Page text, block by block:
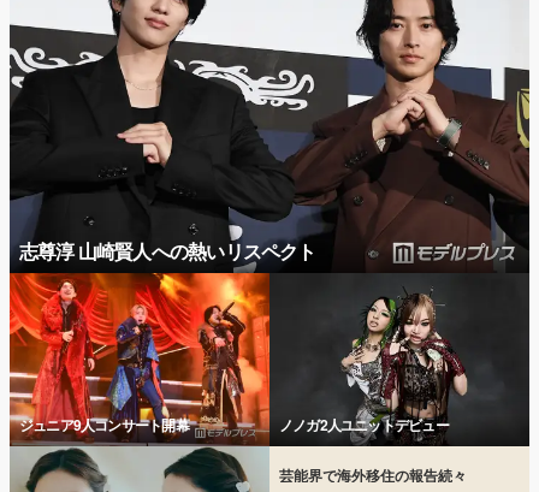
志尊淳 山崎賢人への熱いリスペクト
ジュニア9人コンサート開幕 ノノガ2人ユニットデビュー
芸能界で海外移住の報告続々